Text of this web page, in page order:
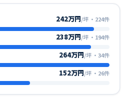
242万円/坪 ・ 224件
238万円/坪 ・ 194件
264万円/坪 ・ 34件
152万円/坪 ・ 26件